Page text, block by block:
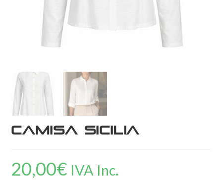
Camisa Sicilia
20,00€ IVA Inc.